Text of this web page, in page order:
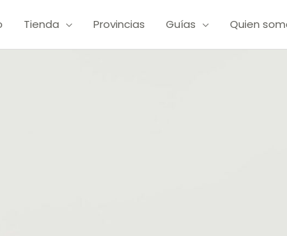
Tienda Provincias Guías Quien